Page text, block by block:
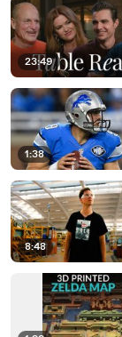
23:49
1:38
8:48